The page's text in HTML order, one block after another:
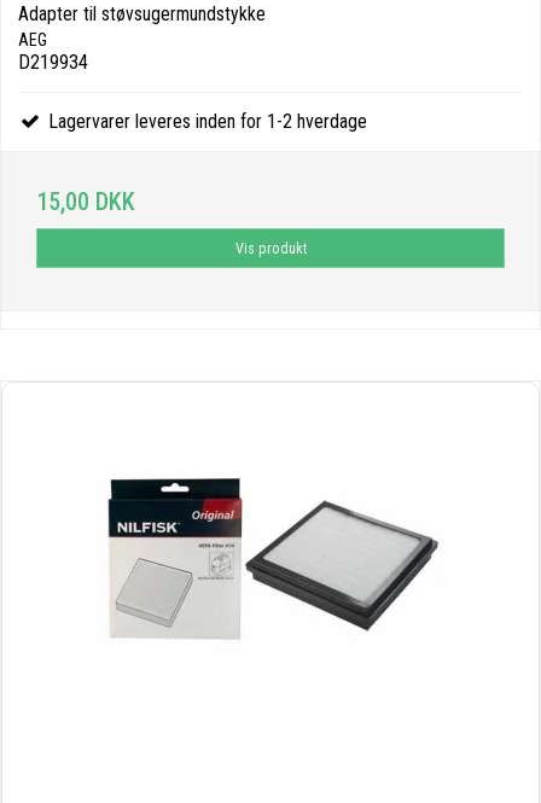
Adapter til støvsugermundstykke
AEG
D219934
Lagervarer leveres inden for 1-2 hverdage
15,00 DKK
Vis produkt